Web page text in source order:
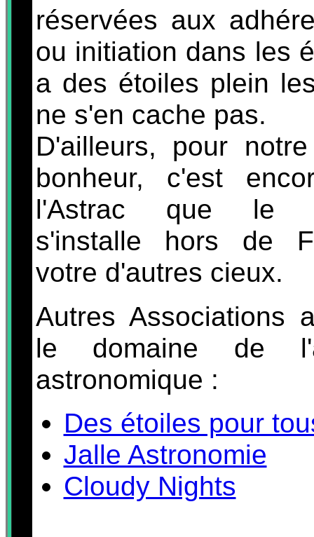
réservées aux
ou initiation dans les
a des étoiles plein
ne s'en cache pas.
D'ailleurs, pour
bonheur, c'est
l'Astrac que le
s'installe hors de
votre d'autres cieux.
Autres Associations
le domaine de
astronomique :
Des étoiles pour
Jalle Astronomie
Cloudy Nights